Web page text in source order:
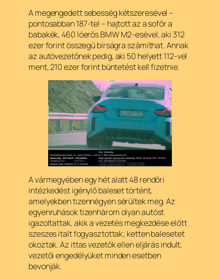
A megengedett sebesség kétszeresével –
pontosabban 187-tel – hajtott az a sofőr a
babakék, 460 lóerős BMW M2-esével, aki 312
ezer forint összegű bírságra számíthat. Annak
az autóvezetőnek pedig, aki 50 helyett 112-vel
ment, 210 ezer forint büntetést kell fizetnie.
A vármegyében egy hét alatt 48 rendőri
intézkedést igénylő baleset történt,
amelyekben tizennégyen sérültek meg. Az
egyenruhások tizenhárom olyan autóst
igazoltattak, akik a vezetés megkezdése előtt
szeszes italt fogyasztottak; ketten balesetet
okoztak. Az ittas vezetők ellen eljárás indult,
vezetői engedélyüket minden esetben
bevonják.